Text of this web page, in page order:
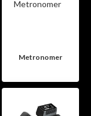
Metronomer